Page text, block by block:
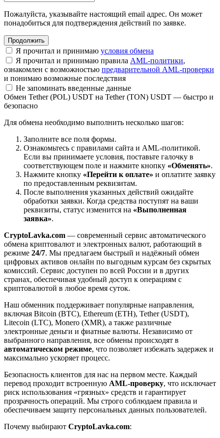
Пожалуйста, указывайте настоящий email адрес. Он может
понадобиться для подтверждения действий по заявке.
Я прочитал и принимаю условия обмена
Я прочитал и принимаю правила AML-политики,
ознакомлен с возможностью предварительной AML-проверки
и понимаю возможные последствия
Не запоминать введенные данные
Обмен Tether (POL) USDT на Tether (TON) USDT — быстро и
безопасно
Для обмена необходимо выполнить несколько шагов:
Заполните все поля формы.
Ознакомьтесь с правилами сайта и AML-политикой.
Если вы принимаете условия, поставьте галочку в
соответствующем поле и нажмите кнопку «Обменять».
Нажмите кнопку «Перейти к оплате» и оплатите заявку
по предоставленным реквизитам.
После выполнения указанных действий ожидайте
обработки заявки. Когда средства поступят на ваши
реквизиты, статус изменится на «Выполненная
заявка».
CryptoLavka.com — современный сервис автоматического
обмена криптовалют и электронных валют, работающий в
режиме 24/7. Мы предлагаем быстрый и надёжный обмен
цифровых активов онлайн по выгодным курсам без скрытых
комиссий. Сервис доступен по всей России и в других
странах, обеспечивая удобный доступ к операциям с
криптовалютой в любое время суток.
Наш обменник поддерживает популярные направления,
включая Bitcoin (BTC), Ethereum (ETH), Tether (USDT),
Litecoin (LTC), Monero (XMR), а также различные
электронные деньги и фиатные валюты. Независимо от
выбранного направления, все обмены происходят в
автоматическом режиме, что позволяет избежать задержек и
максимально ускоряет процесс.
Безопасность клиентов для нас на первом месте. Каждый
перевод проходит встроенную AML-проверку, что исключает
риск использования «грязных» средств и гарантирует
прозрачность операций. Мы строго соблюдаем правила и
обеспечиваем защиту персональных данных пользователей.
Почему выбирают CryptoLavka.com: